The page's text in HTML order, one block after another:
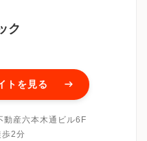
ク
トを見る
産六本木通ビル6F
2分